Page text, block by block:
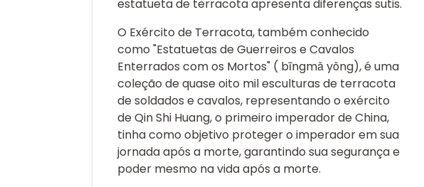
estatueta de terracota apresenta diferenças sutis.
O Exército de Terracota, também conhecido
como "Estatuetas de Guerreiros e Cavalos
Enterrados com os Mortos" ( bīngmǎ yǒng), é uma
coleção de quase oito mil esculturas de terracota
de soldados e cavalos, representando o exército
de Qin Shi Huang, o primeiro imperador de China,
tinha como objetivo proteger o imperador em sua
jornada após a morte, garantindo sua segurança e
poder mesmo na vida após a morte.